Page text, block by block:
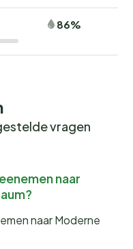
86%
vragen
naar
naar Moderne